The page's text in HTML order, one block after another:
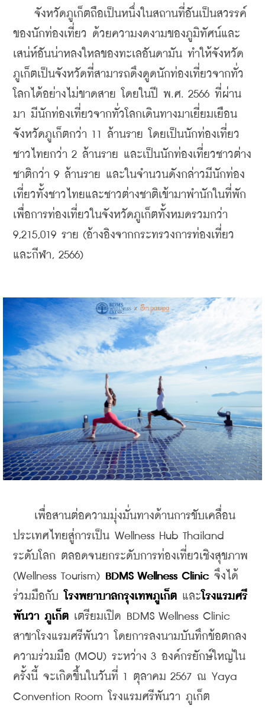
จังหวัดภูเก็ตถือเป็นหนึ่งในสถานที่อันเป็นสวรรค์
ของนักท่องเที่ยว ด้วยความงดงามของภูมิทัศน์และ
เสน่ห์อันน่าหลงใหลของทะเลอันดามัน ทำให้จังหวัด
ภูเก็ตเป็นจังหวัดที่สามารถดึงดูดนักท่องเที่ยวจากทั่ว
โลกได้อย่างไม่ขาดสาย โดยในปี พ.ศ. 2566 ที่ผ่าน
มา มีนักท่องเที่ยวจากทั่วโลกเดินทางมาเยี่ยมเยือน
จังหวัดภูเก็ตกว่า 11 ล้านราย โดยเป็นนักท่องเที่ยว
ชาวไทยกว่า 2 ล้านราย และเป็นนักท่องเที่ยวชาวต่าง
ชาติกว่า 9 ล้านราย และในจำนวนดังกล่าวมีนักท่อง
เที่ยวทั้งชาวไทยและชาวต่างชาติเข้ามาพำนักในที่พัก
เพื่อการท่องเที่ยวในจังหวัดภูเก็ตทั้งหมดรวมกว่า
9,215,019 ราย (อ้างอิงจากกระทรวงการท่องเที่ยว
และกีฬา, 2566)
เพื่อสานต่อความมุ่งมั่นทางด้านการขับเคลื่อน
ประเทศไทยสู่การเป็น Wellness Hub Thailand
ระดับโลก ตลอดจนยกระดับการท่องเที่ยวเชิงสุขภาพ
(Wellness Tourism)
BDMS Wellness Clinic จึงได้
ร่วมมือกับ
โรงพยาบาลกรุงเทพภูเก็ต และโรงแรมศรี
พันวา ภูเก็ต เตรียมเปิด BDMS Wellness Clinic
สาขาโรงแรมศรีพันวา โดยการลงนามบันทึกข้อตกลง
ความร่วมมือ (MOU) ระหว่าง 3 องค์กรยักษ์ใหญ่ใน
ครั้งนี้ จะเกิดขึ้นในวันที่ 1 ตุลาคม 2567 ณ Yaya
Convention Room โรงแรมศรีพันวา ภูเก็ต